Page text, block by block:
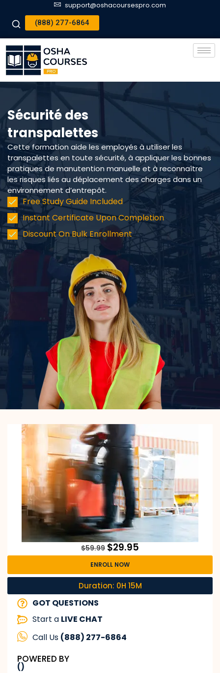
support@oshacoursespro.com
(888) 277-6864
Sécurité des
transpalettes
Cette formation aide les employés à utiliser les
transpalettes en toute sécurité, à appliquer les bonnes
pratiques de manutention manuelle et à reconnaître
les risques liés au déplacement des charges dans un
environnement d’entrepôt.
Free Study Guide Included
Instant Certificate Upon Completion
Discount On Bulk Enrollment
$59.99 $29.95
ENROLL NOW
Duration: 0H 15M
GOT QUESTIONS
Start a LIVE CHAT
Call Us (888) 277-6864
POWERED BY
()